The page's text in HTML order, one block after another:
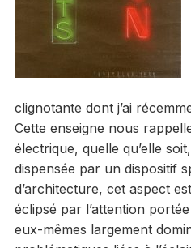
clignotante dont j’ai
Cette enseigne nous
électrique, quelle qu’elle
dispensée par un dispositif
d’architecture, cet aspect
éclipsé par l’attention
eux-mêmes largement